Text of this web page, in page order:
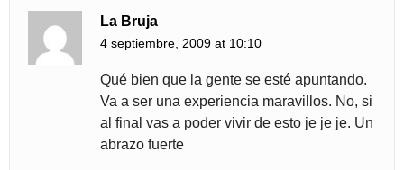
La Bruja
4 septiembre, 2009 at 10:10
Qué bien que la gente se esté apuntando.
Va a ser una experiencia maravillos. No, si
al final vas a poder vivir de esto je je je. Un
abrazo fuerte